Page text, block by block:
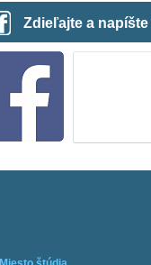
Zdieľajte a